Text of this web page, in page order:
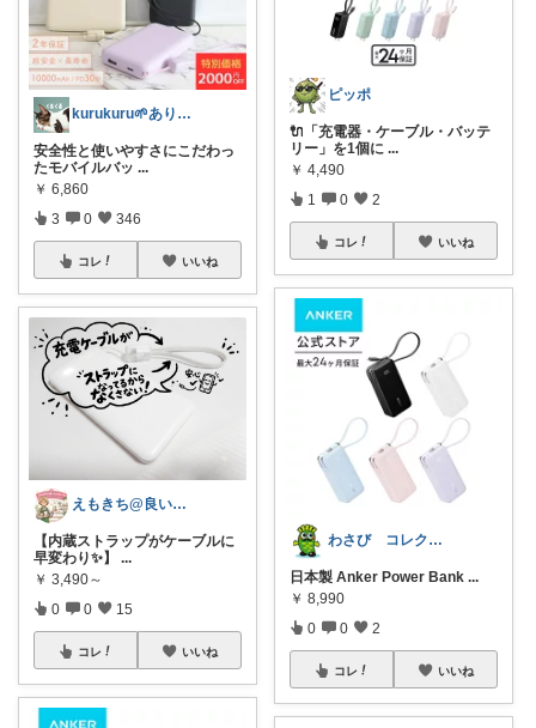
kurukuru🌱ありがとうございます
安全性と使いやすさにこだわっ
たモバイルバッ ...
￥ 6,860
3 0 346
コレ いいね
えもきち@良いものセレクト
​【内蔵ストラップがケーブルに
早変わり✨】
...
￥ 3,490～
0 0 15
コレ いいね
ピッポ
🔌「充電器・ケーブル・バッテ
リー」を1個に ...
￥ 4,490
1 0 2
コレ いいね
わさび コレクションもご利用ください
日本製 Anker Power Bank ...
￥ 8,990
0 0 2
コレ いいね